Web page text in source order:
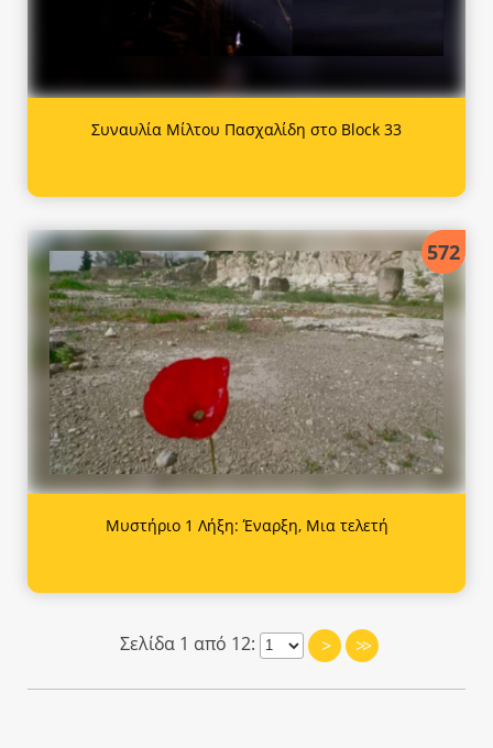
Συναυλία Μίλτου Πασχαλίδη στο Block 33
572
Μυστήριο 1 Λήξη: Έναρξη, Μια τελετή
Σελίδα 1 από 12: > >>